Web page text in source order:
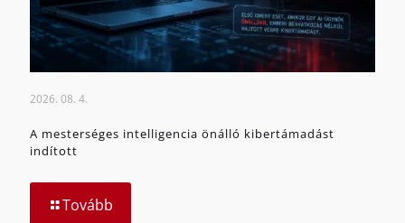
2026. 08. 4.
A mesterséges intelligencia önálló kibertámadást
indított
Tovább